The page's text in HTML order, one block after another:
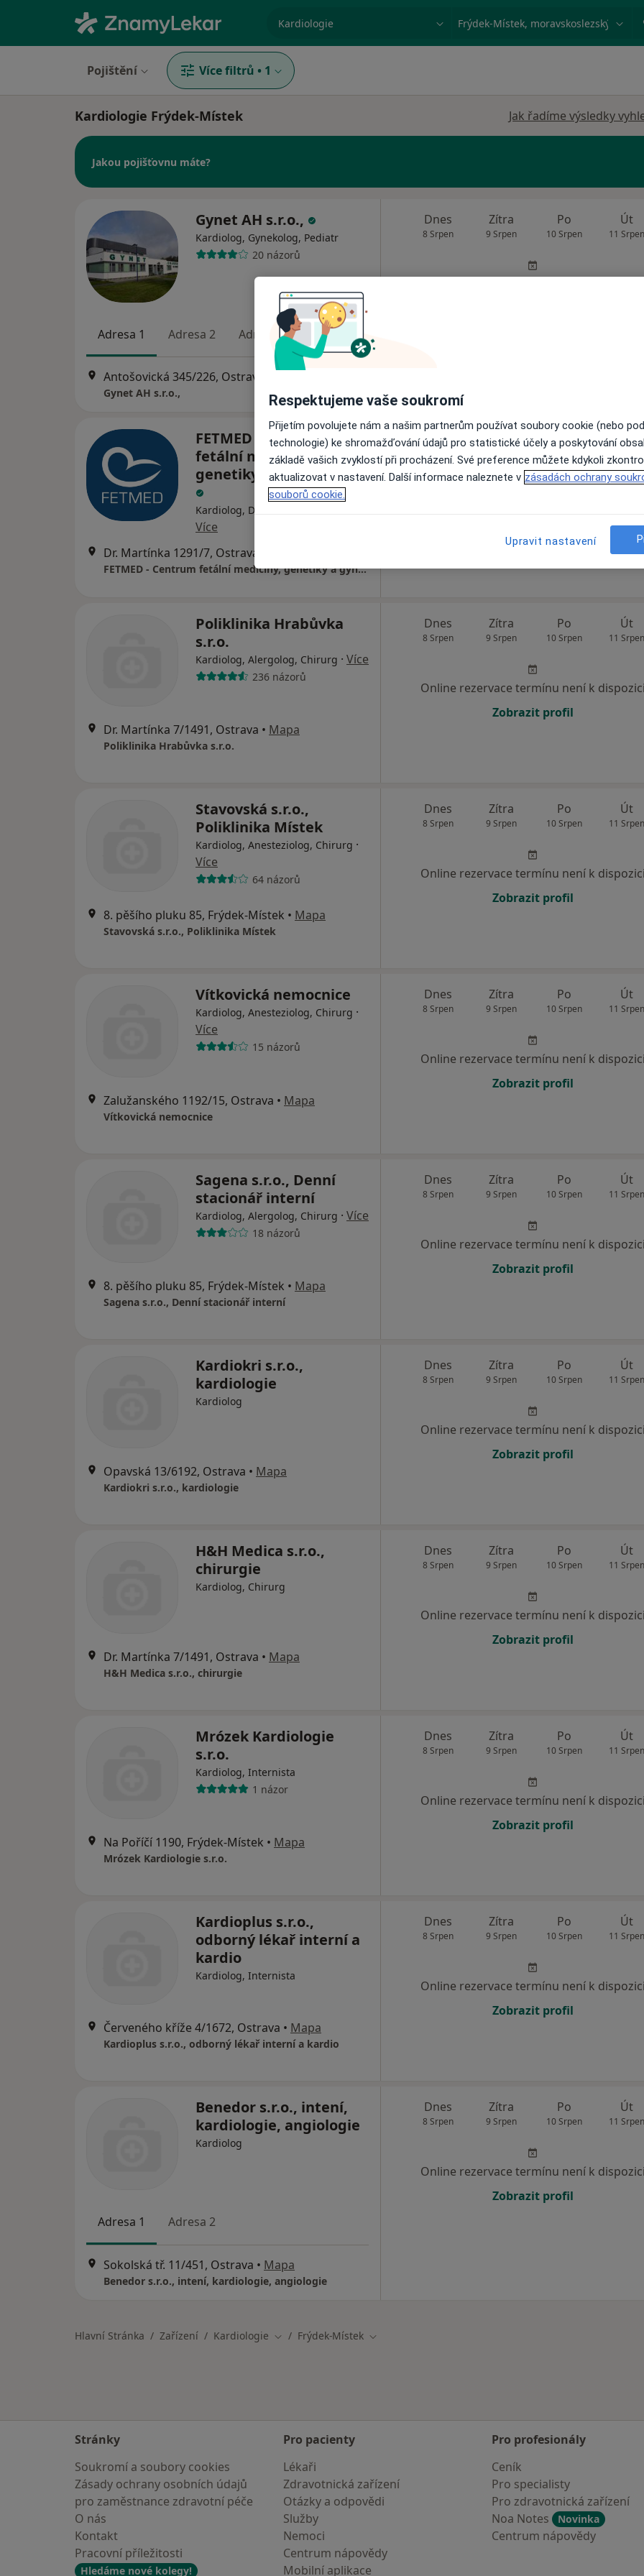
Město nebo region
Pojištění Více filtrů • 1
Kardiologie Frýdek-Místek Jak řadíme výsledky
Jakou pojišťovnu máte?
Gynet AH s.r.o.,
Kardiolog, Gynekolog, Pediatr
20 názorů
Adresa 1 Adresa 2 Adresa 3 Adresa 4
Antošovická 345/226, Ostrava
Gynet AH s.r.o.,
Dnes
8 Srpen
Zítra
9 Srpen
Po
10 Srpen
Út
11 Srpen
FETMED - Centrum
fetální medicíny,
genetiky a gynekologie
Kardiolog, Diagnostik, Genetik
Více
Dr. Martínka 1291/7, Ostrava
FETMED - Centrum fetální medicíny, genetiky a gynekologie
Dnes
8 Srpen
Zítra Po
10 Srpen
Út
Poliklinika Hrabůvka
s.r.o.
Kardiolog, Alergolog, Chirurg · Více
236 názorů
Dr. Martínka 7/1491, Ostrava • Mapa
Poliklinika Hrabůvka s.r.o.
Dnes
8 Srpen
Zítra
9 Srpen
Po
10 Srpen
Út
11 Srpen
Online rezervace termínu není k dispozici
Zobrazit profil
Stavovská s.r.o.,
Poliklinika Místek
Kardiolog, Anesteziolog, Chirurg ·
Více
64 názorů
8. pěšího pluku 85, Frýdek-Místek • Mapa
Stavovská s.r.o., Poliklinika Místek
Dnes
8 Srpen
Zítra
9 Srpen
Po
10 Srpen
Út
11 Srpen
Online rezervace termínu není k dispozici
Zobrazit profil
Vítkovická nemocnice
Kardiolog, Anesteziolog, Chirurg ·
Více
15 názorů
Zalužanského 1192/15, Ostrava • Mapa
Vítkovická nemocnice
Dnes
8 Srpen
Zítra
9 Srpen
Po
10 Srpen
Út
11 Srpen
Online rezervace termínu není k dispozici
Zobrazit profil
Sagena s.r.o., Denní
stacionář interní
Kardiolog, Alergolog, Chirurg · Více
18 názorů
8. pěšího pluku 85, Frýdek-Místek • Mapa
Sagena s.r.o., Denní stacionář interní
Dnes
8 Srpen
Zítra
9 Srpen
Po
10 Srpen
Út
11 Srpen
Online rezervace termínu není k dispozici
Zobrazit profil
Kardiokri s.r.o.,
kardiologie
Kardiolog
Opavská 13/6192, Ostrava • Mapa
Kardiokri s.r.o., kardiologie
Dnes
8 Srpen
Zítra
9 Srpen
Po
10 Srpen
Út
11 Srpen
Online rezervace termínu není k dispozici
Zobrazit profil
H&H Medica s.r.o.,
chirurgie
Kardiolog, Chirurg
Dr. Martínka 7/1491, Ostrava • Mapa
H&H Medica s.r.o., chirurgie
Dnes
8 Srpen
Zítra
9 Srpen
Po
10 Srpen
Út
11 Srpen
Online rezervace termínu není k dispozici
Zobrazit profil
Mrózek Kardiologie
s.r.o.
Kardiolog, Internista
1 názor
Na Poříčí 1190, Frýdek-Místek • Mapa
Mrózek Kardiologie s.r.o.
Dnes
8 Srpen
Zítra
9 Srpen
Po
10 Srpen
Út
11 Srpen
Online rezervace termínu není k dispozici
Zobrazit profil
Kardioplus s.r.o.,
odborný lékař interní a
kardio
Kardiolog, Internista
Červeného kříže 4/1672, Ostrava • Mapa
Kardioplus s.r.o., odborný lékař interní a kardio
Dnes
8 Srpen
Zítra
9 Srpen
Po
10 Srpen
Út
11 Srpen
Online rezervace termínu není k dispozici
Zobrazit profil
Benedor s.r.o., intení,
kardiologie, angiologie
Kardiolog
Adresa 1 Adresa 2
Sokolská tř. 11/451, Ostrava • Mapa
Benedor s.r.o., intení, kardiologie, angiologie
Dnes
8 Srpen
Zítra
9 Srpen
Po
10 Srpen
Út
11 Srpen
Online rezervace termínu není k dispozici
Zobrazit profil
Hlavní Stránka Zařízení Kardiologie Změna města
Frýdek-Místek Změna města
Stránky
Soukromí a soubory cookies
Zásady ochrany osobních údajů
pro zaměstnance zdravotní péče
O nás
Kontakt
Pracovní příležitosti
Hledáme nové kolegy!
Pro pacienty
Lékaři
Zdravotnická zařízení
Otázky a odpovědi
Služby
Nemoci
Centrum nápovědy
Mobilní aplikace
Pro profesionály
Ceník
Pro specialisty
Pro zdravotnická zařízení
Noa Notes
Novinka
Centrum nápovědy
Respektujeme vaše soukromí
Přijetím povolujete nám a našim partnerům používat soubory cookie (nebo
technologie) ke shromažďování údajů pro statistické účely a poskytování
základě vašich zvyklostí při procházení. Své preference můžete kdykoli
aktualizovat v nastavení. Další informace naleznete v zásadách ochrany
souborů cookie.
Upravit nastavení